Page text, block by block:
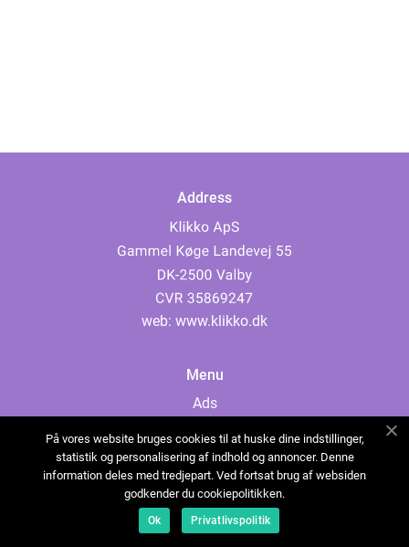
Address
web: www.klikko.dk
Menu
Ads
Cookies
Contact
Sitemap
På vores website bruges cookies til at huske dine indstillinger,
statistik og personalisering af indhold og annoncer. Denne
information deles med tredjepart. Ved fortsat brug af websiden
godkender du cookiepolitikken.
Ok Privatlivspolitik